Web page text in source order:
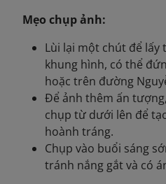
Mẹo chụp ảnh:
Lùi lại một chút để lấy
khung hình, có thể
hoặc trên đường
Để ảnh thêm ấn
chụp từ dưới lên để
hoành tráng.
Chụp vào buổi sáng
tránh nắng gắt và có